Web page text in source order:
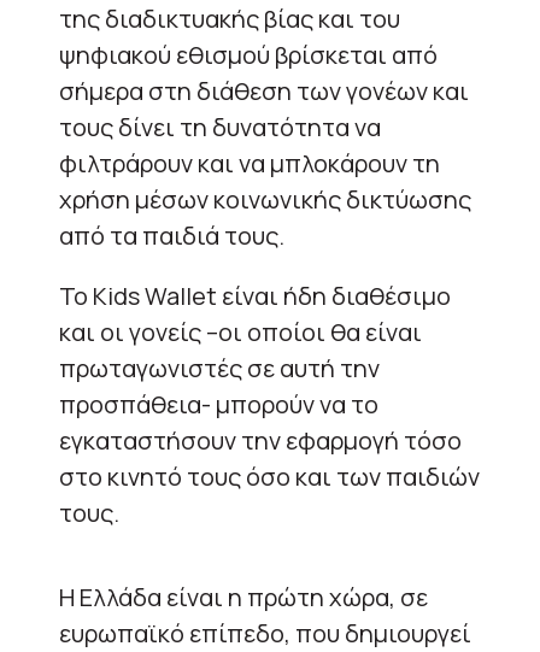
της διαδικτυακής βίας και του
ψηφιακού εθισμού βρίσκεται από
σήμερα στη διάθεση των γονέων και
τους δίνει τη δυνατότητα να
φιλτράρουν και να μπλοκάρουν τη
χρήση μέσων κοινωνικής δικτύωσης
από τα παιδιά τους.
Το Kids Wallet είναι ήδη διαθέσιμο
και οι γονείς –οι οποίοι θα είναι
πρωταγωνιστές σε αυτή την
προσπάθεια- μπορούν να το
εγκαταστήσουν την εφαρμογή τόσο
στο κινητό τους όσο και των παιδιών
τους.
Η Ελλάδα είναι η πρώτη χώρα, σε
ευρωπαϊκό επίπεδο, που δημιουργεί